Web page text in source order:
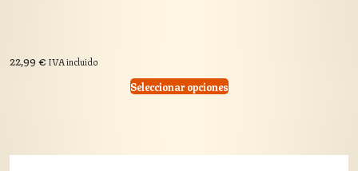
22,99€ IVA incluido
Seleccionar opciones